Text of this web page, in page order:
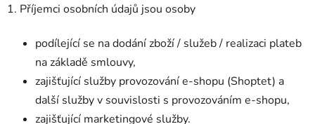
1. Příjemci osobních údajů jsou osoby
podílející se na dodání zboží / služeb / realizaci plateb
na základě smlouvy,
zajišťující služby provozování e-shopu (Shoptet) a
další služby v souvislosti s provozováním e-shopu,
zajišťující marketingové služby.